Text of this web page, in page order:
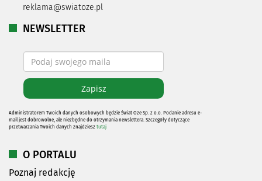
reklama@swiatoze.pl
NEWSLETTER
Administratorem Twoich danych osobowych będzie Świat Oze Sp. z o.o. Podanie adresu e-
mail jest dobrowolne, ale niezbędne do otrzymania newslettera. Szczegóły dotyczące
przetwarzania Twoich danych znajdziesz tutaj
O PORTALU
Poznaj redakcję